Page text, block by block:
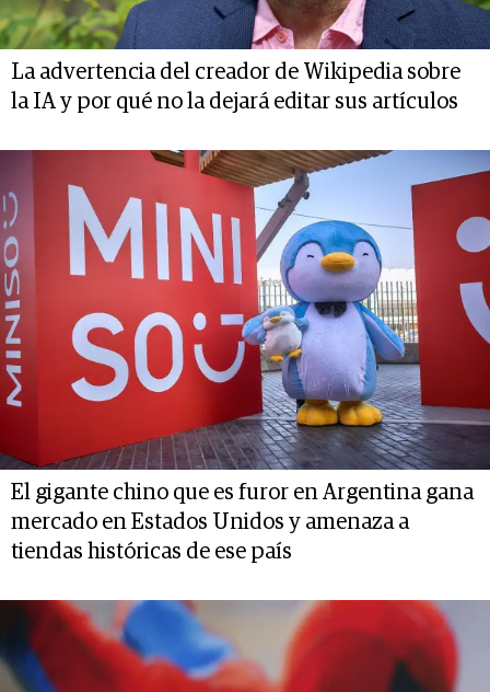
La advertencia del creador de Wikipedia sobre
la IA y por qué no la dejará editar sus artículos
El gigante chino que es furor en Argentina gana
mercado en Estados Unidos y amenaza a
tiendas históricas de ese país